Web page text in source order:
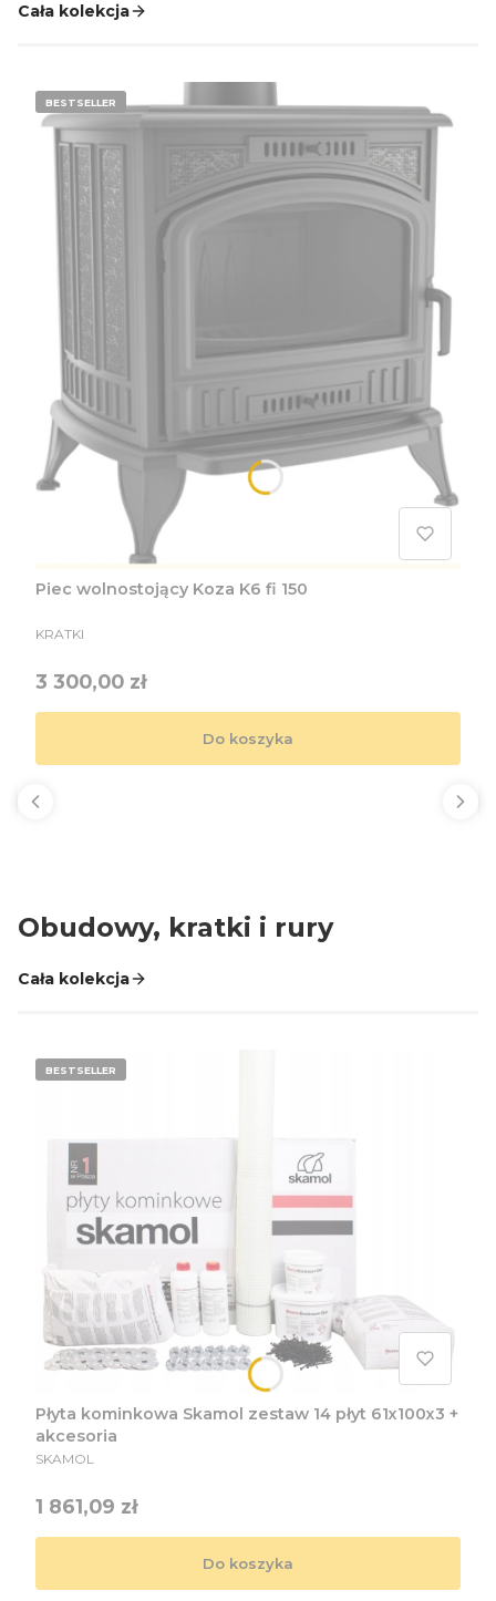
Cała kolekcja
BESTSELLER
Piec wolnostojący Koza K6 fi 150
PRODUCENT
KRATKI
Cena
3 300,00 zł
Do koszyka
Obudowy, kratki i rury
Cała kolekcja
BESTSELLER
Płyta kominkowa Skamol zestaw 14 płyt 61x100x3 +
akcesoria
PRODUCENT
SKAMOL
Cena
1 861,09 zł
Do koszyka